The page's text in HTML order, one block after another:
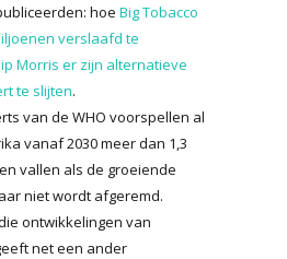
hoe Big Tobacco
verslaafd te
Morris er zijn alternatieve
te slijten.
van de WHO voorspellen al
vanaf 2030 meer dan 1,3
vallen als de groeiende
niet wordt afgeremd.
ontwikkelingen van
net een ander